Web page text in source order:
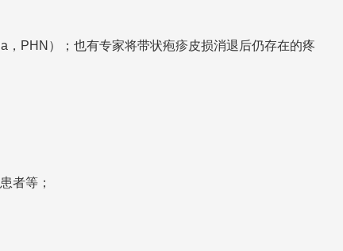
PHN）；也有专家将带状疱疹皮损消退后仍存在的疼
者等；